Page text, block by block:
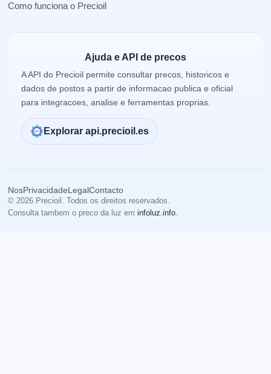
Como funciona o Precioil
Ajuda e API de precos
A API do Precioil permite consultar precos, historicos e
dados de postos a partir de informacao publica e oficial
para integracoes, analise e ferramentas proprias.
Explorar api.precioil.es
NosPrivacidadeLegalContacto
© 2026 Precioil. Todos os direitos reservados.
Consulta tambem o preco da luz eminfoluz.info.